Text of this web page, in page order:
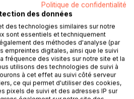
du 17e siècle.
d'un message
de hauts symboles
et nombreuses photos
pour la première fois, nombre des
ici et là à l'intérieur de scènes
plupart de l'Ancien et du Nouveau
Politique de confidentialité
des données
des technologies similaires sur notre
sont essentiels et techniquement
des méthodes d'analyse (par
empreintes digitales, ainsi que le suivi
fréquence des visites sur notre site et la
utilisons des technologies de suivi à
à cet effet au suivi côté serveur
ce qui permet d'utiliser des cookies,
pixels de suivi et des adresses IP sur